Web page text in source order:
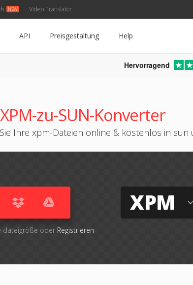
Video Translator
API Preisgestaltung Help
Hervorragend
XPM-zu-SUN-Konverter
Ihre xpm-Dateien online & kostenlos in sun
dateigröße oder Registrieren
XPM